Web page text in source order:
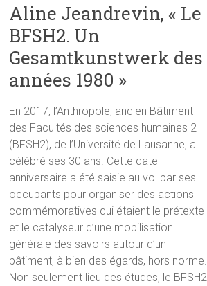
canton
de
Vaud
Aline Jeandrevin, « Le
BFSH2. Un
Gesamtkunstwerk des
années 1980 »
En 2017, l’Anthropole, ancien Bâtiment
des Facultés des sciences humaines 2
(BFSH2), de l’Université de Lausanne, a
célébré ses 30 ans. Cette date
anniversaire a été saisie au vol par ses
occupants pour organiser des actions
commémoratives qui étaient le prétexte
et le catalyseur d’une mobilisation
générale des savoirs autour d’un
bâtiment, à bien des égards, hors norme.
Non seulement lieu des études, le BFSH2